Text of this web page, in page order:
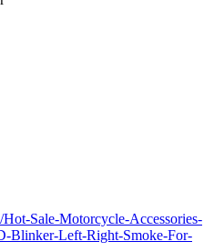
Sale-Motorcycle-Accessories-
Blinker-Left-Right-Smoke-For-